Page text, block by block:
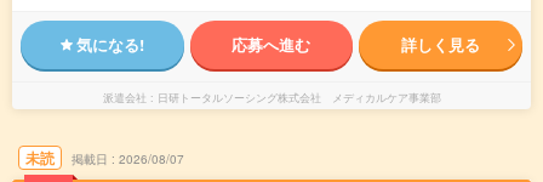
気になる! 応募へ進む 詳しく見る
派遣会社 日研トータルソーシング株式会社 メディカルケア事業部
未読 掲載日 2026/08/07